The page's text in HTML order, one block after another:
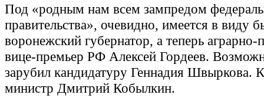
Под «родным нам всем зампредом
правительства», очевидно, имеется в виду
воронежский губернатор, а теперь
вице-премьер РФ Алексей Гордеев.
зарубил кандидатуру Геннадия Швыркова.
министр Дмитрий Кобылкин.